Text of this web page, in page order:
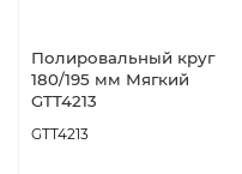
Полировальный круг
180/195 мм Мягкий
GTT4213
GTT4213